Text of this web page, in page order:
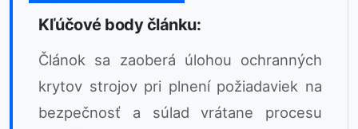
Kľúčové body článku:
Článok sa zaoberá úlohou ochranných
krytov strojov pri plnení požiadaviek na
bezpečnosť a súlad vrátane procesu